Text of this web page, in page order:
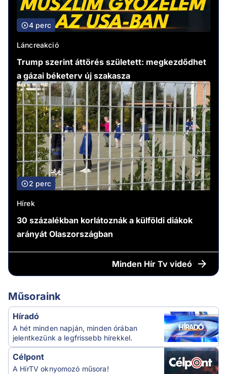
4 perc
Láncreakció
Trump szerint áttörés született: megkezdődhet
a gázai béketerv új szakasza
2 perc
Hírek
30 százalékban korlátoznák a külföldi diákok
arányát Olaszországban
Minden Hír Tv videó
Műsoraink
Híradó
A hét minden napján, minden órában
jelentkezünk a legfrissebb hírekkel.
Célpont
A HírTV oknyomozó műsora!